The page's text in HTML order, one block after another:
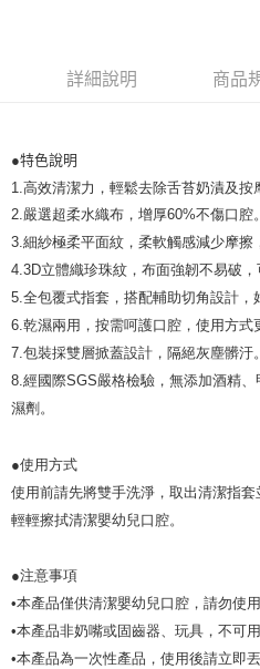
買賣價金債權讓與本公司後，依約使
3.完整用戶服務條款，請詳閱以下連結：
後付繳納相關費用。
【注意事項】
易，需依本服務之必要範圍內提供個人
權轉讓予恩沛科技股份有限公司。
２．關於個人資料處理事宜，請瀏覽以
３．未成年的使用者請事先徵得法定代
「AFTEE先享後付」，若未經同意申辦
任。
４．使用「AFTEE先享後付」時，將依
時審查核予不同之上限額度；若仍有額
請求用戶進行身份認證。
宅配
詳細說明 商品
●特色說明
1.高效清潔力，輕鬆去除舌苔奶漬及按
2.嚴選超柔水織布，增厚60%不傷口腔。
3.細紗極柔平面紋，柔軟觸感減少摩擦
4.3D立體織珍珠紋，布面強韌不易破，
5.全包覆式指套，搭配輔助切角設計，
6.乾濕兩用，按需呵護口腔，使用方式
7.包裝採雙層掀蓋設計，隔絕灰塵髒汙。
8.經國際SGS嚴格檢驗，無添加酒精
濕劑。
●使用方式
使用前請先將雙手洗淨，取出清潔指
輕輕擦拭清潔嬰幼兒口腔。
●注意事項
•本產品僅供清潔嬰幼兒口腔，請勿使
•本產品非奶嘴或固齒器、玩具，不可
•本產品為一次性產品，使用後請立即